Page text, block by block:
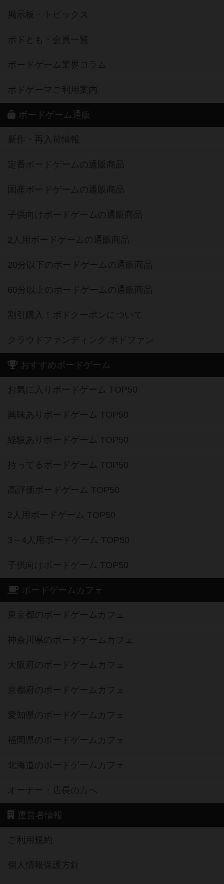
掲示板・トピックス
ボドとも・会員一覧
ボードゲーム業界コラム
ボドゲーマご利用案内
ボードゲーム通販
新作・再入荷情報
定番ボードゲームの通販商品
国産ボードゲームの通販商品
子供向けボードゲームの通販商品
2人用ボードゲームの通販商品
20分以下のボードゲームの通販商品
60分以上のボードゲームの通販商品
割引購入！ボドクーポンについて
クラウドファンディング ボドファン
おすすめボードゲーム
お気に入りボードゲーム TOP50
興味ありボードゲーム TOP50
経験ありボードゲーム TOP50
持ってるボードゲーム TOP50
高評価ボードゲーム TOP50
2人用ボードゲーム TOP50
3～4人用ボードゲーム TOP50
子供向けボードゲーム TOP50
ボードゲームカフェ
東京都のボードゲームカフェ
神奈川県のボードゲームカフェ
大阪府のボードゲームカフェ
京都府のボードゲームカフェ
愛知県のボードゲームカフェ
福岡県のボードゲームカフェ
北海道のボードゲームカフェ
オーナー・店長の方へ
運営者情報
ご利用規約
個人情報保護方針